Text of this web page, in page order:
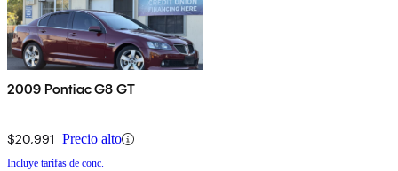
2009 Pontiac G8 GT
$20,991 Precio alto
Incluye tarifas de conc.